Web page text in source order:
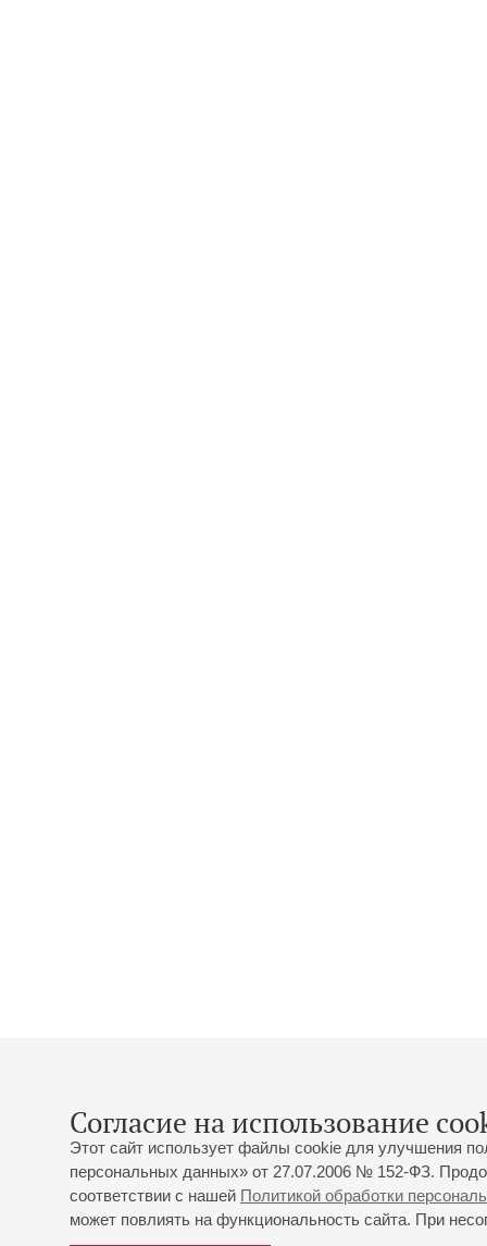
Согласие на использование
Этот сайт использует файлы cookie для улучшения
персональных данных» от 27.07.2006 № 152-ФЗ.
соответствии с нашей Политикой обработки
может повлиять на функциональность сайта. При